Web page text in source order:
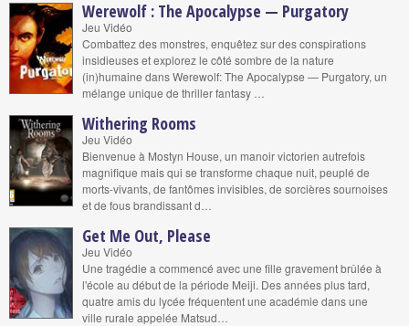
Werewolf : The Apocalypse — Purgatory
Jeu Vidéo
Combattez des monstres, enquêtez sur des conspirations
insidieuses et explorez le côté sombre de la nature
(in)humaine dans Werewolf: The Apocalypse — Purgatory, un
mélange unique de thriller fantasy …
Withering Rooms
Jeu Vidéo
Bienvenue à Mostyn House, un manoir victorien autrefois
magnifique mais qui se transforme chaque nuit, peuplé de
morts-vivants, de fantômes invisibles, de sorcières sournoises
et de fous brandissant d…
Get Me Out, Please
Jeu Vidéo
Une tragédie a commencé avec une fille gravement brûlée à
l'école au début de la période Meiji. Des années plus tard,
quatre amis du lycée fréquentent une académie dans une
ville rurale appelée Matsud…